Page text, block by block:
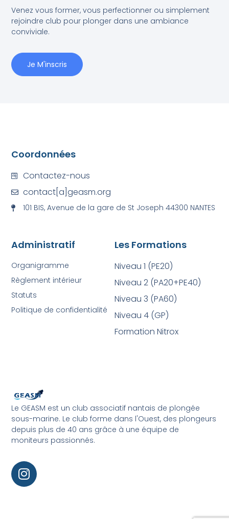
Venez vous former, vous perfectionner ou simplement
rejoindre club pour plonger dans une ambiance
conviviale.
Je M'inscris
Le GEASM est un club associatif nantais de plongée
sous-marine. Le club forme dans l'Ouest, des plongeurs
depuis plus de 40 ans grâce à une équipe de
moniteurs passionnés.
Les Formations
Niveau 1 (PE20)
Niveau 2 (PA20+PE40)
Niveau 3 (PA60)
Niveau 4 (GP)
Formation Nitrox
Administratif
Organigramme
Règlement intérieur
Statuts
Politique de confidentialité
Coordonnées
Contactez-nous
contact[a]geasm.org
101 BIS, Avenue de la gare de St Joseph 44300 NANTES